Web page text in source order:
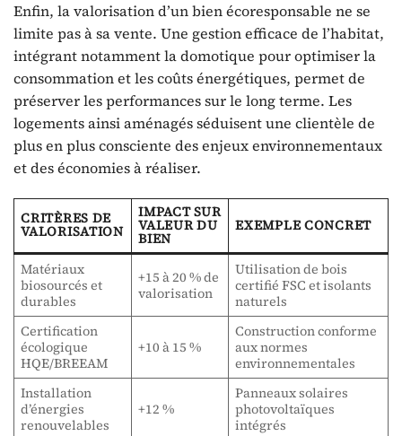
Enfin, la valorisation d’un bien écoresponsable ne se
limite pas à sa vente. Une gestion efficace de l’habitat,
intégrant notamment la domotique pour optimiser la
consommation et les coûts énergétiques, permet de
préserver les performances sur le long terme. Les
logements ainsi aménagés séduisent une clientèle de
plus en plus consciente des enjeux environnementaux
et des économies à réaliser.
CRITÈRES DE
VALORISATION
IMPACT SUR
VALEUR DU
BIEN
EXEMPLE CONCRET
Matériaux
biosourcés et
durables
+15 à 20 % de
valorisation
Utilisation de bois
certifié FSC et isolants
naturels
Certification
écologique
HQE/BREEAM
+10 à 15 %
Construction conforme
aux normes
environnementales
Installation
d’énergies
renouvelables
+12 %
Panneaux solaires
photovoltaïques
intégrés